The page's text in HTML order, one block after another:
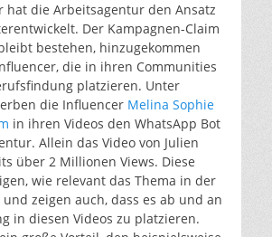
hat die Arbeitsagentur den Ansatz
Der Kampagnen-Claim
bestehen, hinzugekommen
die in ihren Communities
platzieren. Unter
die Influencer Melina Sophie
in ihren Videos den WhatsApp Bot
Allein das Video von Julien
über 2 Millionen Views. Diese
wie relevant das Thema in der
zeigen auch, dass es ab und an
in diesen Videos zu platzieren.